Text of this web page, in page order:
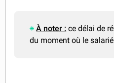
À noter : ce délai de
du moment où le